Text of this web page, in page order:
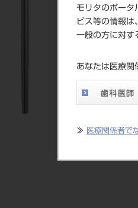
モリタのポータ
ビス等の情報は
一般の方に対す
あなたは医療関
≫ 医療関係者で